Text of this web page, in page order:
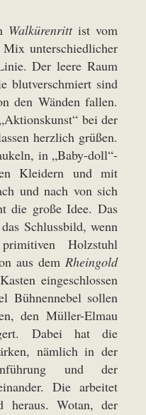
Walkürenrittist vom
unterschiedlicher
Der leere Raum
blutverschmiert sind
den Wänden fallen.
bei der
herzlich grüßen.
in „Baby-doll“-
Kleidern und mit
und nach von sich
die große Idee. Das
Schlussbild, wenn
Holzstuhl
aus dem Rheingold
eingeschlossen
sollen
den Müller-Elmau
Dabei hat die
nämlich in der
und der
Die arbeitet
heraus. Wotan, der